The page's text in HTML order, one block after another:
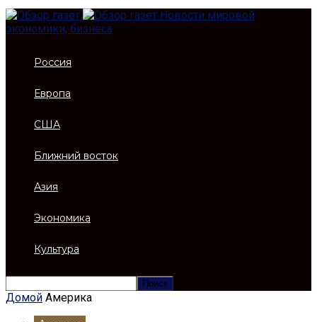
Новости мировой
экономики, бизнеса
Россия
Европа
США
Ближний восток
Азия
Экономика
Культура
Домой Америка